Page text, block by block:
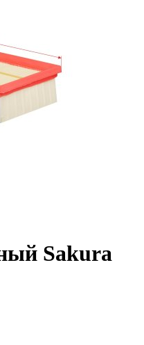
Sakura